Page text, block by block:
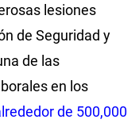
lesiones
de Seguridad y
de las
en los
de 500,000